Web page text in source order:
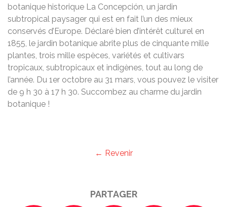
botanique historique La Concepción, un jardin
subtropical paysager qui est en fait l’un des mieux
conservés d’Europe. Déclaré bien d’intérêt culturel en
1855, le jardin botanique abrite plus de cinquante mille
plantes, trois mille espèces, variétés et cultivars
tropicaux, subtropicaux et indigènes, tout au long de
l’année. Du 1er octobre au 31 mars, vous pouvez le visiter
de 9 h 30 à 17 h 30. Succombez au charme du jardin
botanique !
← Revenir
PARTAGER